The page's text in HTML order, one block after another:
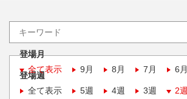
登場月
全て表示
9月 8月 7月 6月
登場週
全て表示
5週 4週 3週 2週